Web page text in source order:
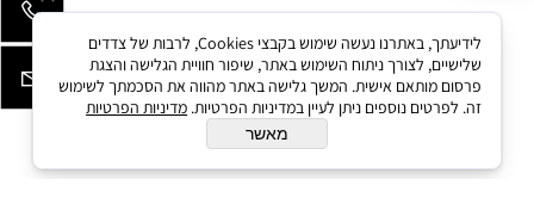
לידיעתך, באתרנו נעשה שימוש בקבצי Cookies, לרבות של צדדים
שלישיים, לצורך ניתוח השימוש באתר, שיפור חוויית הגלישה והצגת
פרסום מותאם אישית. המשך גלישה באתר מהווה את הסכמתך לשימוש
זה. לפרטים נוספים ניתן לעיין במדיניות הפרטיות. מדיניות הפרטיות
מאשר